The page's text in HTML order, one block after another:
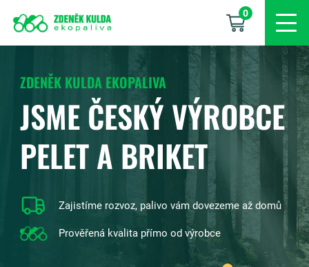
0
ZDENĚK KULDA EKOPALIVA
JSME ČESKÝ VÝROBCE
PELET A BRIKET
Zajistíme rozvoz, palivo vám dovezeme až domů
Prověřená kvalita přímo od výrobce